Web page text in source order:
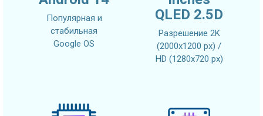
Популярная и
стабильная
Google OS
QLED 2.5D
Разрешение 2K
(2000x1200 px) /
HD (1280x720 px)